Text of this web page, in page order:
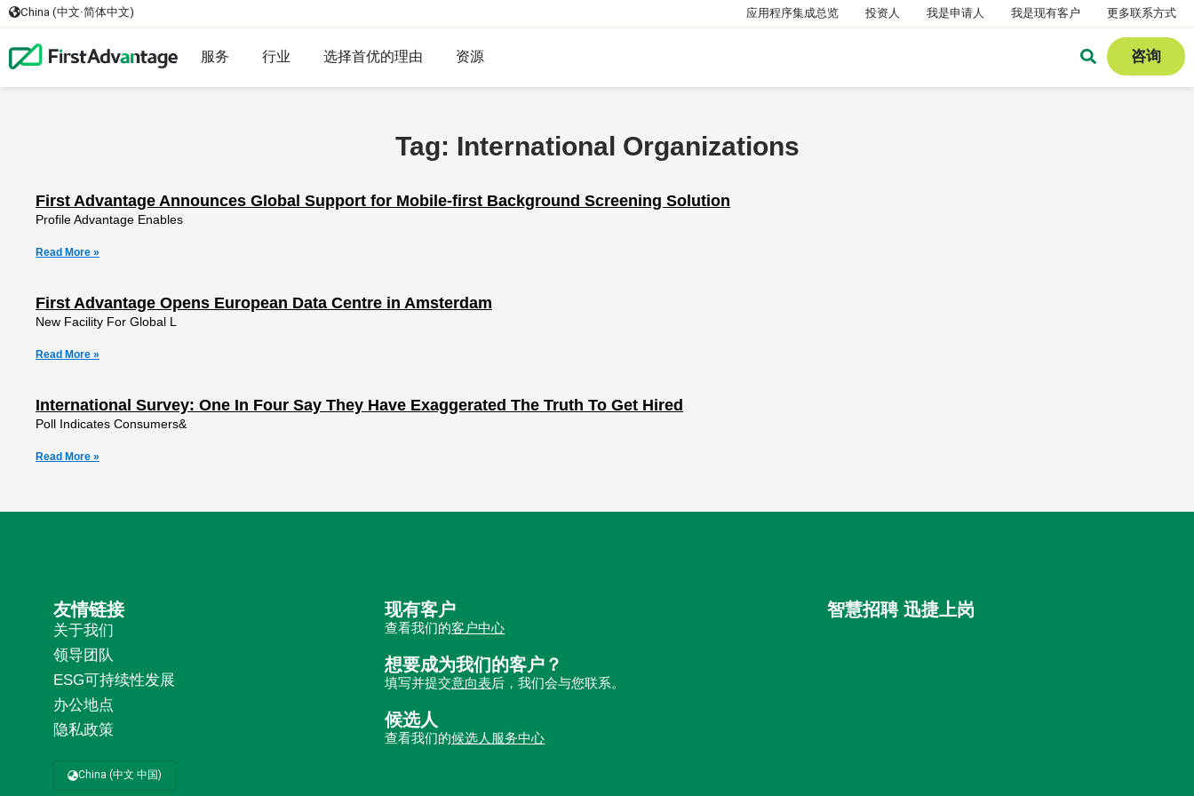
China (中文·简体中文) 应用程序集成总览 投资人 我是申请人 我是现有客户 更多联系方式
服务 行业 选择首优的理由 资源 咨询
Tag: International Organizations
First Advantage Announces Global Support for Mobile-first Background Screening Solution
Profile Advantage Enables
Read More »
First Advantage Opens European Data Centre in Amsterdam
New Facility For Global L
Read More »
International Survey: One In Four Say They Have Exaggerated The Truth To Get Hired
Poll Indicates Consumers&
Read More »
友情链接
关于我们
领导团队
ESG可持续性发展
办公地点
隐私政策
China (中文 中国)
现有客户
查看我们的客户中心
想要成为我们的客户？
填写并提交意向表后，我们会与您联系。
候选人
查看我们的候选人服务中心
智慧招聘 迅捷上岗